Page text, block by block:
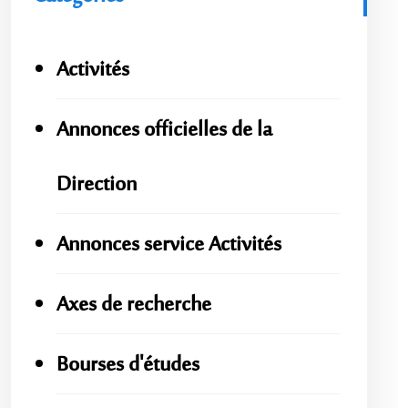
Activités
Annonces officielles de la
Direction
Annonces service Activités
Axes de recherche
Bourses d'études